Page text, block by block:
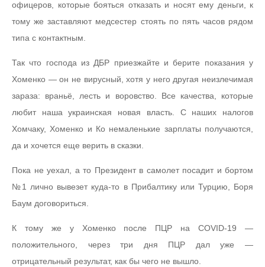
офицеров, которые бояться отказать и носят ему деньги, к
тому же заставляют медсестер стоять по пять часов рядом
типа с контактным.
Так что господа из ДБР приезжайте и берите показания у
Хоменко — он не вирусный, хотя у него другая неизлечимая
зараза: враньё, лесть и воровство. Все качества, которые
любит наша украинская новая власть. С наших налогов
Хомчаку, Хоменко и Ко немаленькие зарплаты получаются,
да и хочется еще верить в сказки.
Пока не уехал, а то Президент в самолет посадит и бортом
№1 лично вывезет куда-то в Прибалтику или Турцию, Боря
Баум договориться.
К тому же у Хоменко после ПЦР на COVID-19 —
положительного, через три дня ПЦР дал уже —
отрицательный результат, как бы чего не вышло.